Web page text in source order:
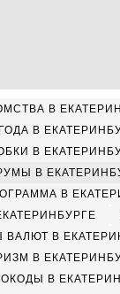
В
В
В
В
В
ВАЛЮТ В
В
В